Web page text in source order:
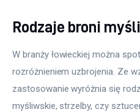
Rodzaje broni
W branży łowieckiej można
rozróżnieniem uzbrojenia. Ze
zastosowanie wyróżnia się
myśliwskie, strzelby, czy